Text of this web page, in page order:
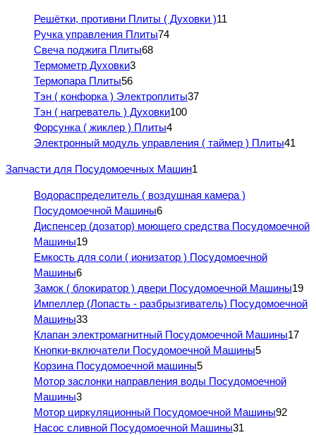
Решётки, противни Плиты ( Духовки )11
Ручка управления Плиты74
Свеча поджига Плиты68
Термометр Духовки3
Термопара Плиты56
Тэн ( конфорка ) Электроплиты37
Тэн ( нагреватель ) Духовки100
Форсунка ( жиклер ) Плиты4
Электронный модуль управления ( таймер ) Плиты41
Запчасти для Посудомоечных Машин1
Водораспределитель ( воздушная камера )
Посудомоечной Машины6
Диспенсер (дозатор) моющего средства Посудомоечной
Машины19
Емкость для соли ( ионизатор ) Посудомоечной
Машины6
Замок ( блокиратор ) двери Посудомоечной Машины19
Импеллер (Лопасть - разбрызгиватель) Посудомоечной
Машины33
Клапан электромагнитный Посудомоечной Машины17
Кнопки-включатели Посудомоечной Машины5
Корзина Посудомоечной машины5
Мотор заслонки направления воды Посудомоечной
Машины3
Мотор циркуляционный Посудомоечной Машины92
Насос сливной Посудомоечной Машины31